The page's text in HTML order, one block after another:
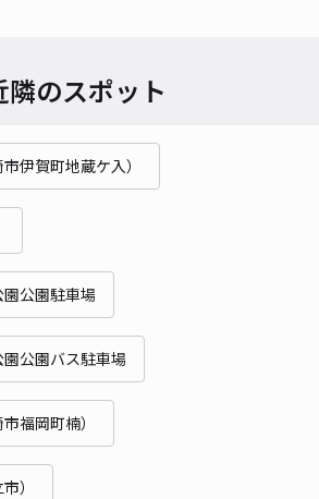
隣のスポット
伊賀町地蔵ケ入）
公園駐車場
公園バス駐車場
福岡町楠）
）